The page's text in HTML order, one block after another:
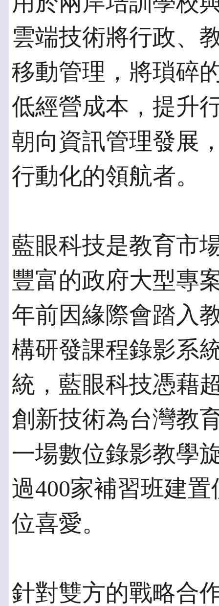
雲端技術將行政、
移動管理，將瑣碎
低經營成本，提升
朝向資訊管理發展
行動化的領航者。
藍眼科技是教育市
豐富的政府大型專
年前因緣際會踏入
構研發課程錄影系
統，藍眼科技憑藉
創新技術為台灣教
一場數位錄影教學
過400家補習班建
位喜愛。
針對雙方的戰略合